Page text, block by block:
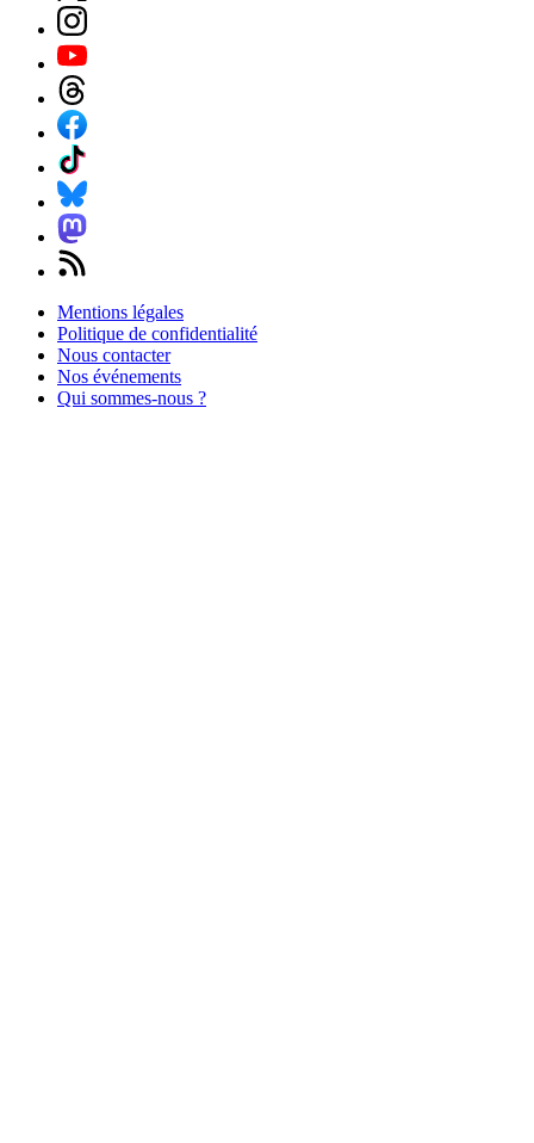
Mentions légales
Politique de confidentialité
Nous contacter
Nos événements
Qui sommes-nous ?